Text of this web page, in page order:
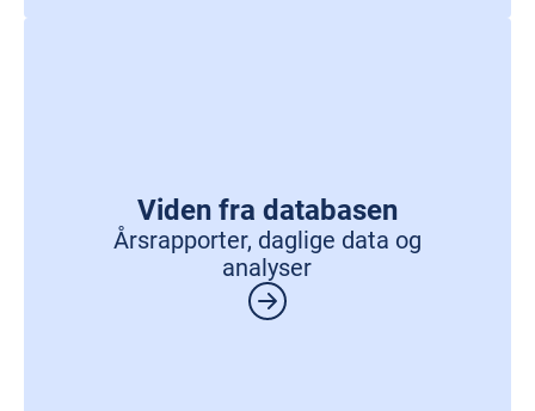
Viden fra databasen
Årsrapporter, daglige data og
analyser